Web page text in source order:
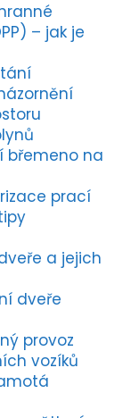
– jak je
břemeno na
prací
a jejich
dveře
provoz
vozíků